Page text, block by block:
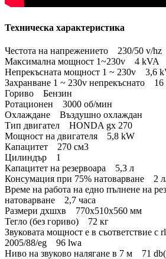
Техническа характеристика
Честота на напрежението 230/50 v/hz
Максимална мощност 1~230v 4 kVA
Непрекъсната мощност 1 ~ 230v 3,6
Захранване 1 ~ 230v непрекъснато 16
Гориво Бензин
Ротационен 3000 об/мин
Охлаждане Въздушно охлаждан
Тип двигател HONDA gx 270
Мощност на двигателя 5,8 kW
Капацитет 270 см3
Цилиндър 1
Капацитет на резервоара 5,3 л
Консумация при 75% натоварване 2
Време на работа на едно пълнене на
натоварване 2,7 часа
Размери дхшхв 770x510x560 мм
Тегло (без гориво) 72 кг
Звуковата мощност е в съответствие с
2005/88/eg 96 lwa
Ниво на звуково налягане в 7 м 71